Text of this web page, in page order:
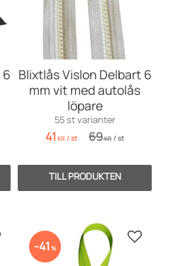
6 Blixtlås Vislon Delbart 6
mm vit med autolås
löpare
55 st varianter
41 KR /st 69KR /st
till i favoriter
41 % Lägg